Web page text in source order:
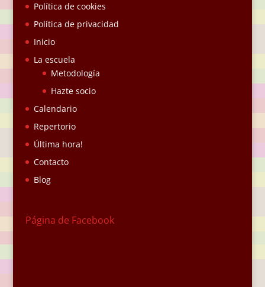
Política de cookies
Política de privacidad
Inicio
La escuela
Metodología
Hazte socio
Calendario
Repertorio
Última hora!
Contacto
Blog
Página de Facebook